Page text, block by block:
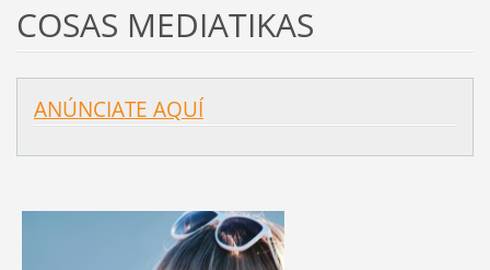
COSAS MEDIATIKAS
ANÚNCIATE AQUÍ